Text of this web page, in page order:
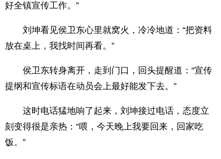
好全镇宣传工作。”
刘坤看见侯卫东心里就窝火，冷冷地道：“把资料
放在桌上，我找时间再看。”
侯卫东转身离开，走到门口，回头提醒道：“宣传
提纲和宣传标语在动员会上最好能发下去。”
这时电话猛地响了起来，刘坤接过电话，态度立
刻变得很是亲热：“喂，今天晚上我要回来，回家吃
饭。”